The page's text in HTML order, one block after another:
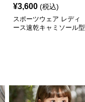
¥3,600 (税込)
スポーツウェア レディ
ース速乾キャミソール型